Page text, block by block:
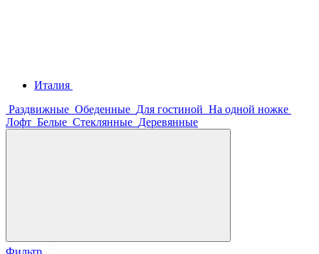
Италия
Раздвижные Обеденные Для гостиной На одной ножке
Лофт Белые Стеклянные Деревянные
Фильтр